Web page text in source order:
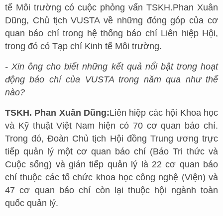
tế Môi trường có cuộc phỏng vấn TSKH.Phan Xuân
Dũng, Chủ tịch VUSTA về những đóng góp của cơ
quan báo chí trong hệ thống báo chí Liên hiệp Hội,
trong đó có Tạp chí Kinh tế Môi trường.
- Xin ông cho biết những kết quả nổi bật trong hoạt
động báo chí của VUSTA trong năm qua như thế
nào?
TSKH. Phan Xuân Dũng:Liên hiệp các hội Khoa học
và Kỹ thuật Việt Nam hiện có 70 cơ quan báo chí.
Trong đó, Đoàn Chủ tịch Hội đồng Trung ương trực
tiếp quản lý một cơ quan báo chí (Báo Tri thức và
Cuộc sống) và gián tiếp quản lý là 22 cơ quan báo
chí thuộc các tổ chức khoa học công nghệ (Viện) và
47 cơ quan báo chí còn lại thuộc hội ngành toàn
quốc quản lý.